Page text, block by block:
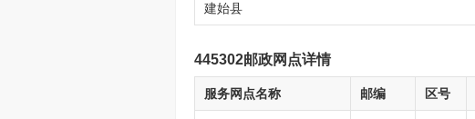
建始县
445302邮政网点详情
服务网点名称 邮编 区号